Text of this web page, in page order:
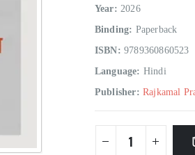
Year: 2026
Binding: Paperback
ISBN: 9789360860523
Language: Hindi
Publisher: Rajkamal